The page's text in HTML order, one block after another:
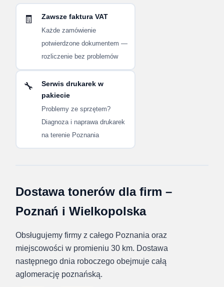
🧾 Zawsze faktura VAT
Każde zamówienie
potwierdzone dokumentem —
rozliczenie bez problemów
🔧
Serwis drukarek w
pakiecie
Problemy ze sprzętem?
Diagnoza i naprawa drukarek
na terenie Poznania
Dostawa tonerów dla firm –
Poznań i Wielkopolska
Obsługujemy firmy z całego Poznania oraz
miejscowości w promieniu 30 km. Dostawa
następnego dnia roboczego obejmuje całą
aglomerację poznańską.